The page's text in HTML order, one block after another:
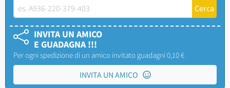
INVITA UN AMICO
E GUADAGNA !!!
Per ogni spedizione di un amico invitato guadagni 0,10 €
INVITA UN AMICO